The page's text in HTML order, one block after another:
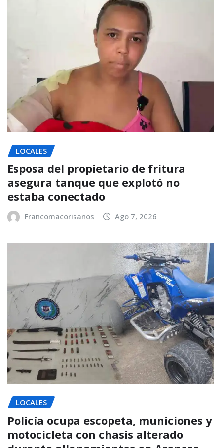
LOCALES
Esposa del propietario de fritura
asegura tanque que explotó no
estaba conectado
Francomacorisanos Ago 7, 2026
LOCALES
Policía ocupa escopeta, municiones y
motocicleta con chasis alterado